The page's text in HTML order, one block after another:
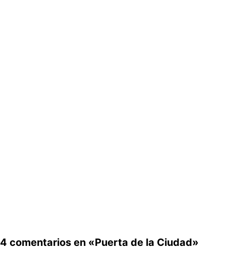
4 comentarios en «Puerta de la Ciudad»